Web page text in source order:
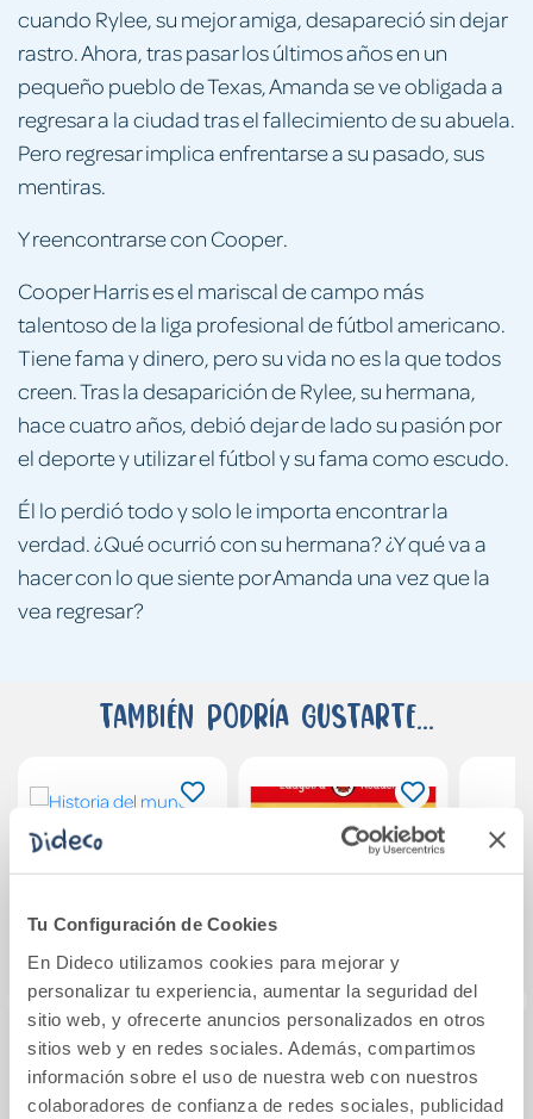
Tu Configuración de Cookies
En Dideco utilizamos cookies para mejorar y
personalizar tu experiencia, aumentar la seguridad del
sitio web, y ofrecerte anuncios personalizados en otros
sitios web y en redes sociales. Además, compartimos
información sobre el uso de nuestra web con nuestros
colaboradores de confianza de redes sociales, publicidad
cuando Rylee, su mejor amiga, desapareció sin dejar
rastro. Ahora, tras pasar los últimos años en un
pequeño pueblo de Texas, Amanda se ve obligada a
regresar a la ciudad tras el fallecimiento de su abuela.
Pero regresar implica enfrentarse a su pasado, sus
mentiras.
Y reencontrarse con Cooper.
Cooper Harris es el mariscal de campo más
talentoso de la liga profesional de fútbol americano.
Tiene fama y dinero, pero su vida no es la que todos
creen. Tras la desaparición de Rylee, su hermana,
hace cuatro años, debió dejar de lado su pasión por
el deporte y utilizar el fútbol y su fama como escudo.
Él lo perdió todo y solo le importa encontrar la
verdad. ¿Qué ocurrió con su hermana? ¿Y qué va a
hacer con lo que siente por Amanda una vez que la
vea regresar?
También podría gustarte...
Historia del mundo
contemporáneo
The Elves and the
Shoemaker